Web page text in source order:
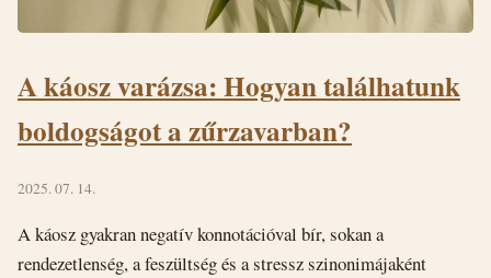
A káosz varázsa: Hogyan találhatunk
boldogságot a zűrzavarban?
2025. 07. 14.
A káosz gyakran negatív konnotációval bír, sokan a
rendezetlenség, a feszültség és a stressz szinonimájaként